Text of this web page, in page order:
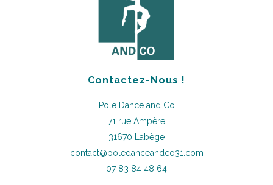
Contactez-Nous !
Pole Dance and Co
71 rue Ampère
31670 Labège
contact@poledanceandco31.com
07 83 84 48 64